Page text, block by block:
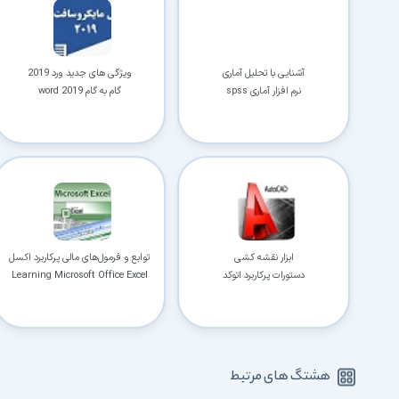
آشنایی با تحلیل آماری
نرم افزار آماری spss
ویژگی های جدید ورد 2019
گام به گام word 2019
ابزار نقشه کشی
دستورات پرکاربرد اتوکد
توابع و فرمول‌های مالی پرکاربرد اکسل
Learning Microsoft Office Excel
هشتگ های مرتبط